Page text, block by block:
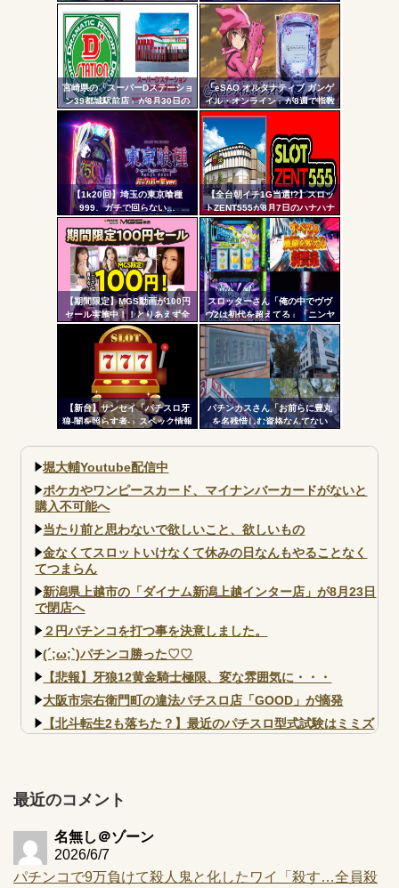
AngelBeats!とかいうクソアニメの思い出ｗｗｗ
Powered by livedoor 相互RSS
場をパチンコ屋にしちゃおうｗ
ｗｗ
ん、eF機動戦士ガンダムSEED
クライマックスを打つｗｗｗｗ
宮崎県の「スーパーDステーショ
ン39都城駅前店」が8月30日の
営業をもって閉店へ
「eSAO オルタナティブ ガンゲ
イル・オンライン」が8週で指数
割れ
【1k20回】埼玉の東京喰種
999、ガチで回らない…
【全台朝イチ1G当選!?】スロッ
トZENT555が8月7日のハナハナ
にモーニングを仕込んだらしい
ｗｗｗｗ
【期間限定】MGS動画が100円
セール実施中！！とりあえず全
部買うやろｗｗｗｗｗ
スロッターさん「俺の中でヴヴ
ヴ2は初代を超えてる」「ニンヤ
メで状況が一変するのも良いス
パイスになってる」
【新台】サンセイ「パチスロ牙
狼-闇を照らす者-」スペック情報
ボ突破型、究極魔戒RUSHは継続
率82.6%のバトルタイプAT
パチンカスさん「お前らに豊丸
を名残惜しむ資格なんてない
で豊丸はパチンコ事業をやめ
ンク
自動
更新
ツー
ル
堀大輔Youtube配信中
ポケカやワンピースカード、マイナンバーカードがないと
購入不可能へ
当たり前と思わないで欲しいこと、欲しいもの
金なくてスロットいけなくて休みの日なんもやることなく
てつまらん
新潟県上越市の「ダイナム新潟上越インター店」が8月23日
で閉店へ
２円パチンコを打つ事を決意しました。
(´;ω;`)パチンコ勝った♡♡
【悲報】牙狼12黄金騎士極限、変な雰囲気に・・・
大阪市宗右衛門町の違法パチスロ店「GOOD」が摘発
【北斗転生2も落ちた？】最近のパチスロ型式試験はミミズ
アズールレーン スロット評価はコイン持ちの悪い疑似ボ天
最近のコメント
名無し＠ゾーン
2026/6/7
パチンコで9万負けて殺人鬼と化したワイ「殺す…全員殺